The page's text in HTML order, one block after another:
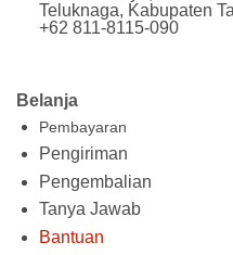
Belanja
Pembayaran
Pengiriman
Pengembalian
Tanya Jawab
Bantuan
Teluknaga, Kabupaten
+62 811-8115-090